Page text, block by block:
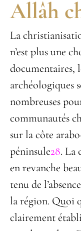
Allâh
La
n’est plus une
documentaires,
archéologiques
nombreuses
communautés
sur la côte
péninsule28. La
en revanche
tenu de
la région. Quoi
clairement